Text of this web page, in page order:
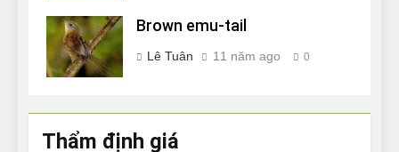
Brown emu-tail
Lê Tuân 11 năm ago 0
Thẩm định giá